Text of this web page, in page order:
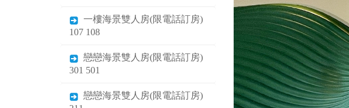
一樓海景雙人房(限電話訂房)
107 108
戀戀海景雙人房(限電話訂房)
301 501
戀戀海景雙人房(限電話訂房)